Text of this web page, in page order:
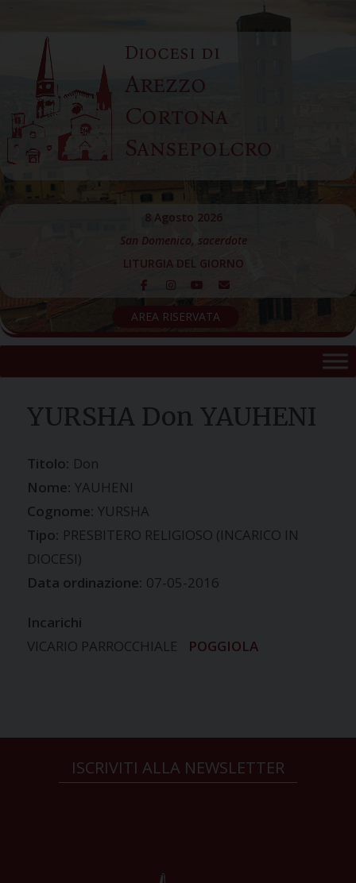
content
Diocesi di
Arezzo
Cortona
Sansepolcro
8 Agosto 2026
San Domenico, sacerdote
LITURGIA DEL GIORNO
AREA RISERVATA
YURSHA Don YAUHENI
Titolo: Don
Nome: YAUHENI
Cognome: YURSHA
Tipo: PRESBITERO RELIGIOSO (INCARICO IN
DIOCESI)
Data ordinazione: 07-05-2016
Incarichi
VICARIO PARROCCHIALE
POGGIOLA
ISCRIVITI ALLA NEWSLETTER